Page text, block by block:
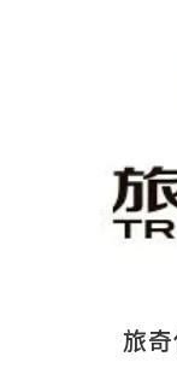
旅